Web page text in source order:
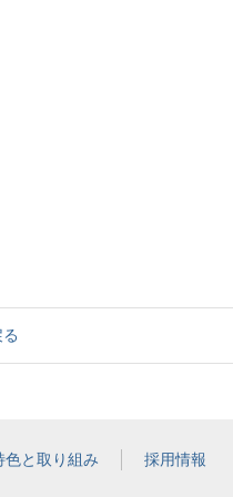
色と取り組み 採用情報